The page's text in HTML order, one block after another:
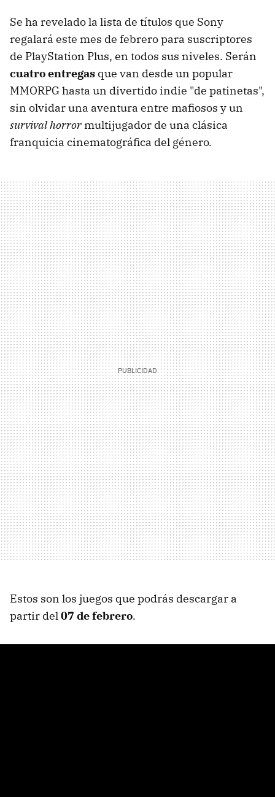
Se ha revelado la lista de títulos que Sony
regalará este mes de febrero para suscriptores
de PlayStation Plus, en todos sus niveles. Serán
cuatro entregas que van desde un popular
MMORPG hasta un divertido indie "de patinetas",
sin olvidar una aventura entre mafiosos y un
survival horrormultijugador de una clásica
franquicia cinematográfica del género.
Estos son los juegos que podrás descargar a
partir del07 de febrero.